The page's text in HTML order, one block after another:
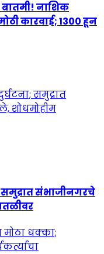
बातमी! नाशिक
कारवाई; 1300 हून
संभाजीनगरचे